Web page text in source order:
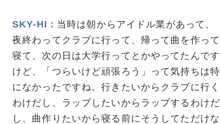
SKY-HI： 当時は朝からアイドル業があって、
夜終わってクラブに行って、帰って曲を作って
寝て、次の日は大学行ってとかやってたんです
けど、「つらいけど頑張ろう」って気持ちは特
になかったですね。行きたいからクラブに行く
わけだし、ラップしたいからラップするわけだ
し、曲作りたいから寝る前にそうしてただけな